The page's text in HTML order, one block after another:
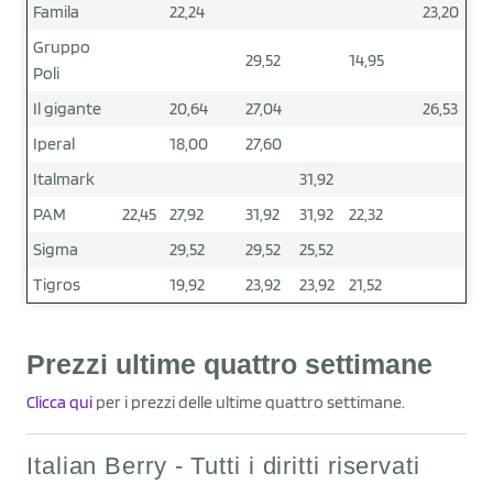
Famila
22,24
23,20
Gruppo
Poli
29,52 14,95
Il gigante 20,64 27,04
26,53
Iperal
18,00
27,60
Italmark
31,92
PAM
22,45 27,92 31,92 31,92
22,32
Sigma
29,52 29,52
25,52
Tigros
19,92 23,92 23,92 21,52
Prezzi ultime quattro settimane
Clicca qui per i prezzi delle ultime quattro settimane.
Italian Berry - Tutti i diritti riservati